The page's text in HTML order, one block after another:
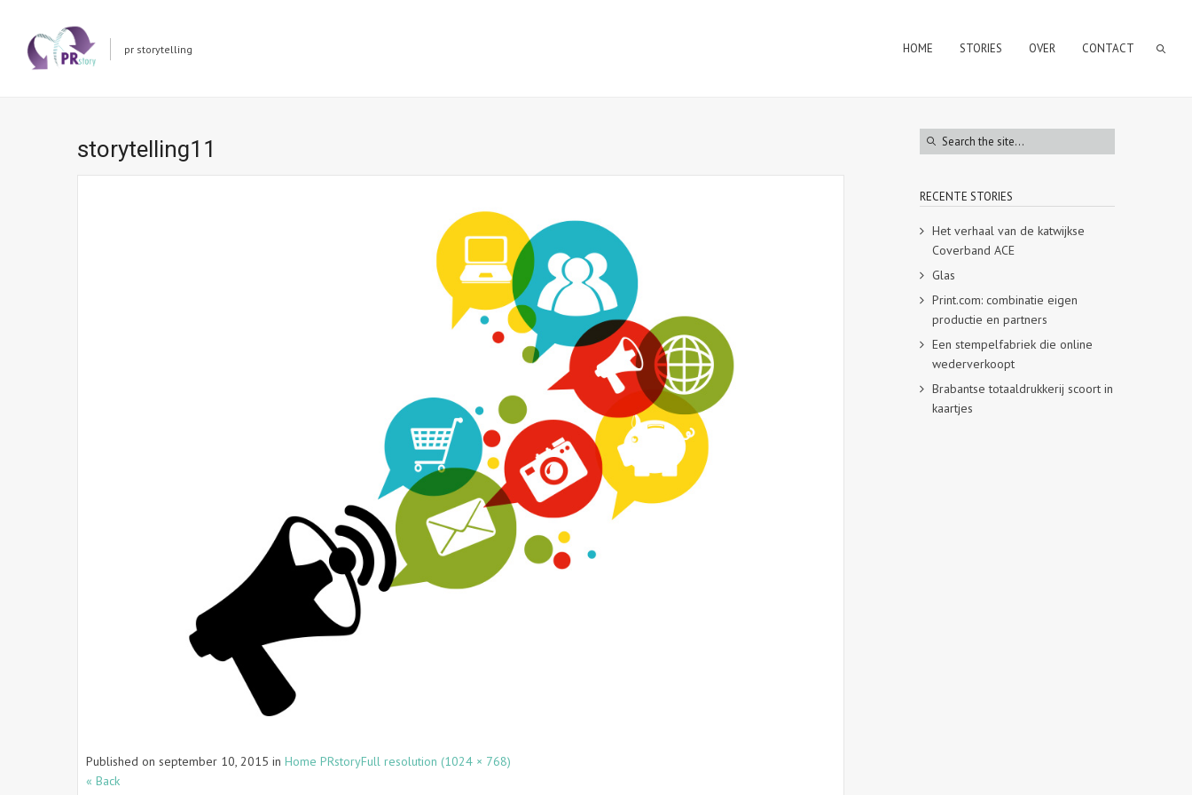
pr storytelling HOME STORIES OVER CONTACT
storytelling11
Published on september 10, 2015 in Home PRstoryFull resolution (1024 × 768)
« Back
RECENTE STORIES
Het verhaal van de katwijkse
Coverband ACE
Glas
Print.com: combinatie eigen
productie en partners
Een stempelfabriek die online
wederverkoopt
Brabantse totaaldrukkerij scoort in
kaartjes